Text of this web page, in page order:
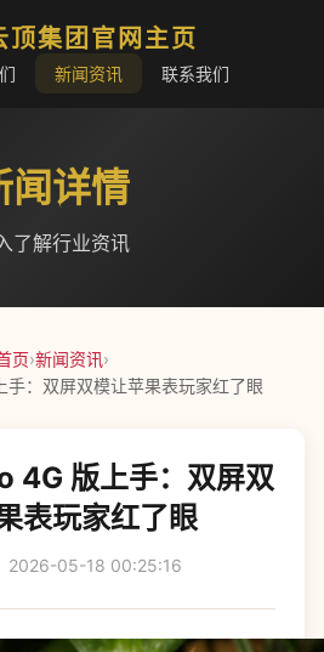
集团官网主页
新闻资讯 联系我们
闻详情
了解行业资讯
页›新闻资讯›
：双屏双模让苹果表玩家红了眼
4G 版上手：双屏双
表玩家红了眼
2026-05-18 00:25:16